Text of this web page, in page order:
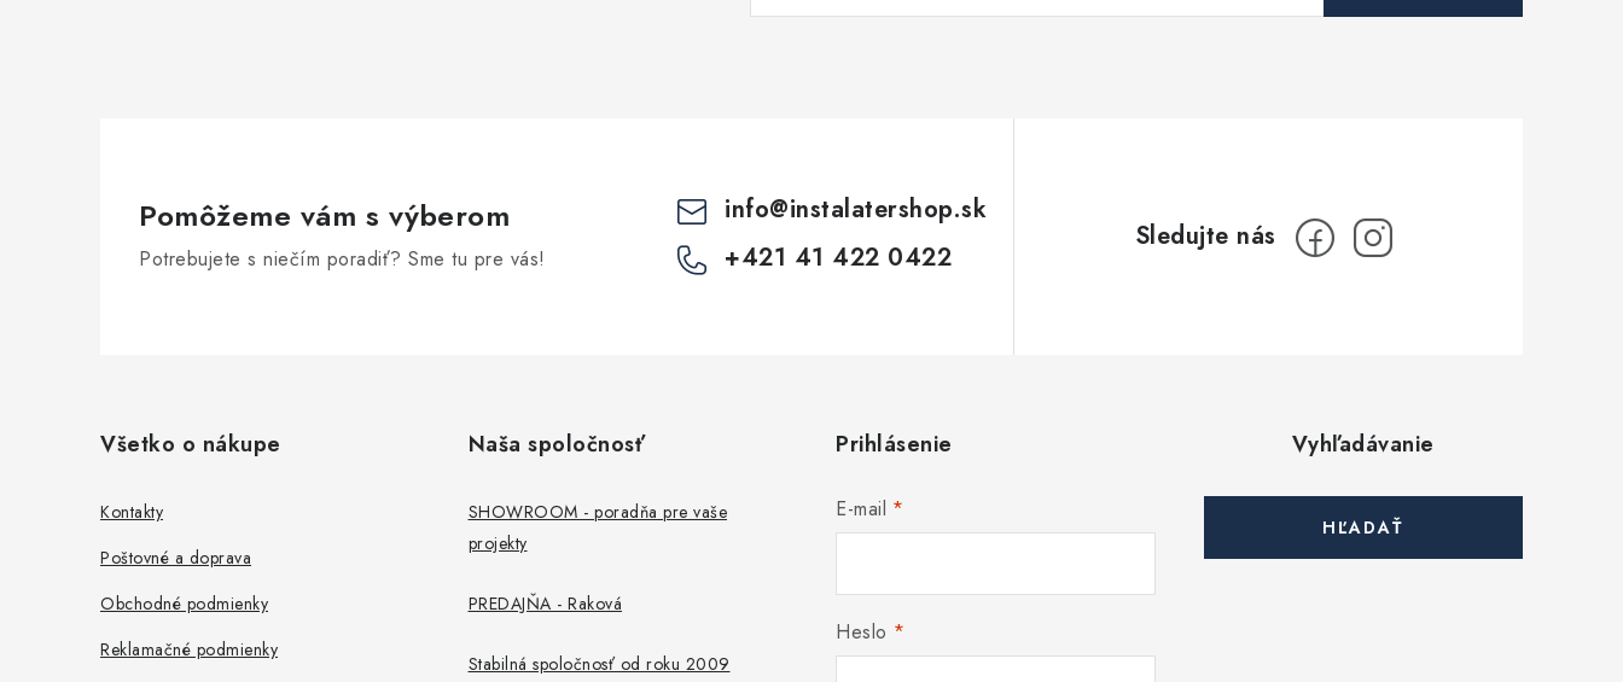
Pomôžeme vám s výberom
Potrebujete s niečím poradiť? Sme tu pre vás!
info@instalatershop.sk
+421 41 422 0422
Všetko o nákupe
Kontakty
Poštovné a doprava
Obchodné podmienky
Reklamačné podmienky
Naša spoločnosť
SHOWROOM - poradňa pre vaše
projekty
PREDAJŇA - Raková
Stabilná spoločnosť od roku 2009
Prihlásenie
E-mail
Heslo
Vyhľadávanie
HĽADAŤ